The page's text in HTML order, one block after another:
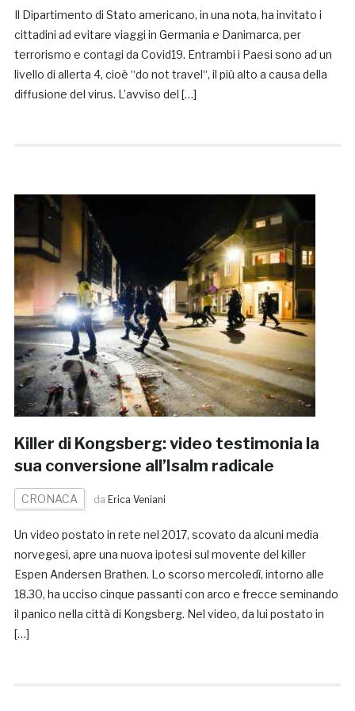
Il Dipartimento di Stato americano, in una nota, ha invitato i
cittadini ad evitare viaggi in Germania e Danimarca, per
terrorismo e contagi da Covid19. Entrambi i Paesi sono ad un
livello di allerta 4, cioè “do not travel“, il più alto a causa della
diffusione del virus. L’avviso del […]
Killer di Kongsberg: video testimonia la
sua conversione all’Isalm radicale
CRONACA da Erica Veniani
Un video postato in rete nel 2017, scovato da alcuni media
norvegesi, apre una nuova ipotesi sul movente del killer
Espen Andersen Brathen. Lo scorso mercoledì, intorno alle
18.30, ha ucciso cinque passanti con arco e frecce seminando
il panico nella città di Kongsberg. Nel video, da lui postato in
[…]